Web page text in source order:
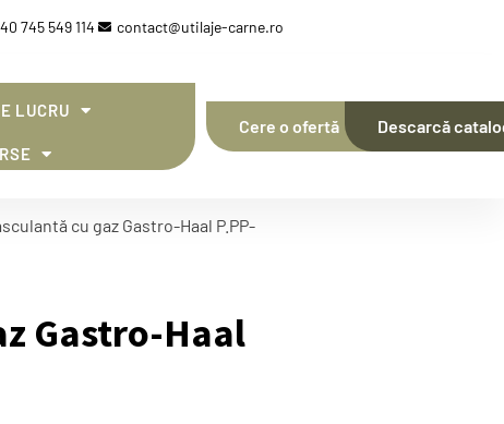
745 549 114 contact@utilaje-carne.ro
LUCRU
Cere o ofertă Descarcă
cu gaz Gastro-Haal P.PP-
Gastro-Haal